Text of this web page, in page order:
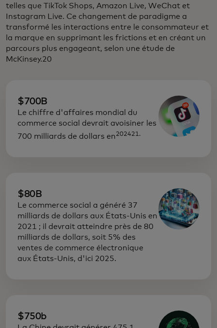
telles que TikTok Shops, Amazon Live, WeChat et
Instagram Live. Ce changement de paradigme a
transformé les interactions entre le consommateur et
la marque en supprimant les frictions et en créant un
parcours plus engageant, selon une étude de
McKinsey.20
$700B
Le chiffre d'affaires mondial du
commerce social devrait avoisiner les
700 milliards de dollars en202421.
$80B
Le commerce social a généré 37
milliards de dollars aux États-Unis en
2021 ; il devrait atteindre près de 80
milliards de dollars, soit 5% des
ventes de commerce électronique
aux États-Unis, d'ici 2025.
$750b